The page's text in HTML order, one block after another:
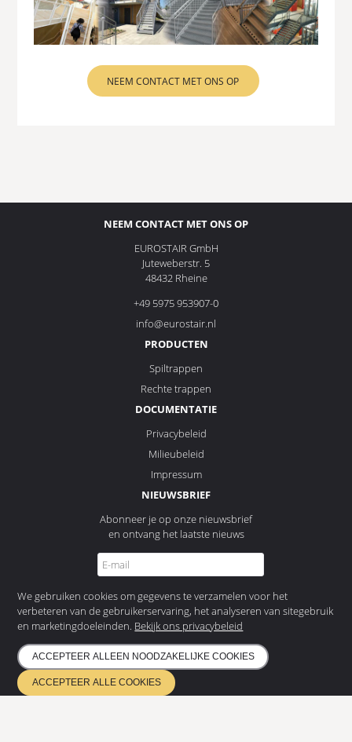
NEEM CONTACT MET ONS OP
NEEM CONTACT MET ONS OP
EUROSTAIR GmbH
Juteweberstr. 5
48432 Rheine
+49 5975 953907-0
info@eurostair.nl
PRODUCTEN
Spiltrappen
Rechte trappen
DOCUMENTATIE
Privacybeleid
Milieubeleid
Impressum
NIEUWSBRIEF
Abonneer je op onze nieuwsbrief
en ontvang het laatste nieuws
INSCHRIJVEN
ETA 17/0685
Kwaliteitsbeheer EN ISO 9001
Milieubeheer ISO 14001
Gecertificeerd volgens EN 1090 & EN 3834
We gebruiken cookies om gegevens te verzamelen voor het
verbeteren van de gebruikerservaring, het analyseren van sitegebruik
en marketingdoeleinden. Bekijk ons privacybeleid
ACCEPTEER ALLEEN NOODZAKELIJKE COOKIES
ACCEPTEER ALLE COOKIES